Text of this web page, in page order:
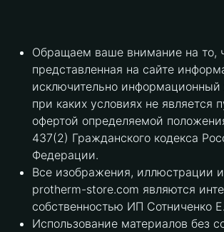
Обращаем ваше внимание на то,
представленная на сайте
исключительно информационный
при каких условиях не является
офертой определяемой
437(2) Гражданского кодекса
Федерации.
Все изображения, иллюстрации и
protherm-store.com являются
собственностью ИП Сотниченко
Использование материалов без